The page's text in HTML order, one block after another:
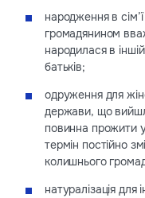
народження в
громадянином
народилася в
батьків;
одруження для
держави, що
повинна прожити
термін постійно
колишнього
натуралізація